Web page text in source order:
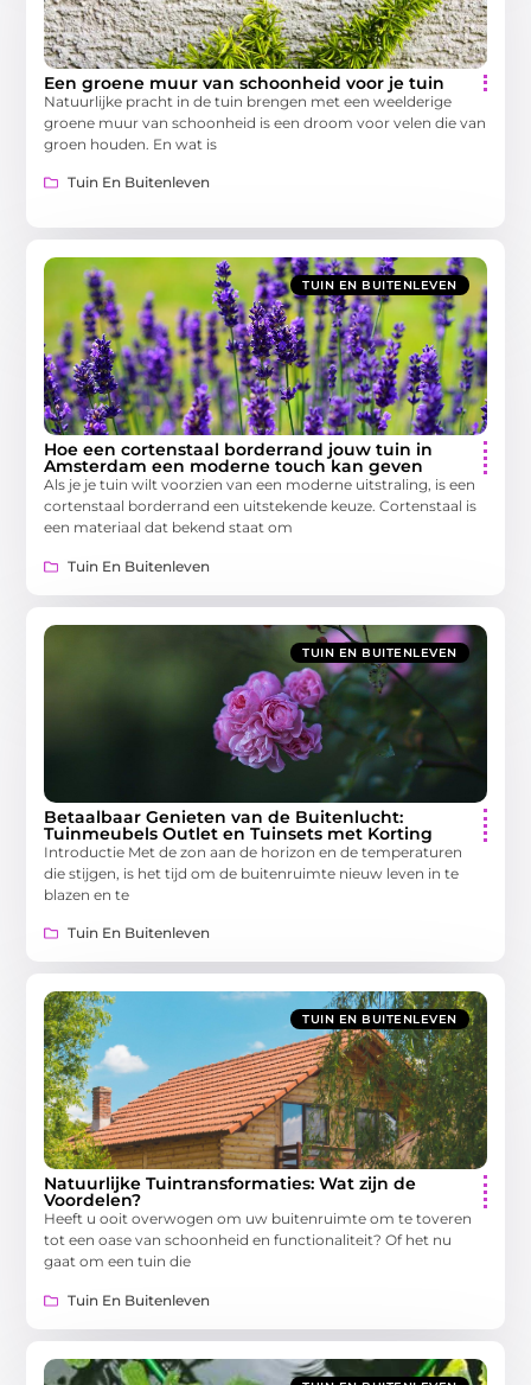
Een groene muur van schoonheid voor je tuin
Natuurlijke pracht in de tuin brengen met een weelderige
groene muur van schoonheid is een droom voor velen die van
groen houden. En wat is
Tuin En Buitenleven
TUIN EN BUITENLEVEN
Hoe een cortenstaal borderrand jouw tuin in
Amsterdam een moderne touch kan geven
Als je je tuin wilt voorzien van een moderne uitstraling, is een
cortenstaal borderrand een uitstekende keuze. Cortenstaal is
een materiaal dat bekend staat om
Tuin En Buitenleven
TUIN EN BUITENLEVEN
Betaalbaar Genieten van de Buitenlucht:
Tuinmeubels Outlet en Tuinsets met Korting
Introductie Met de zon aan de horizon en de temperaturen
die stijgen, is het tijd om de buitenruimte nieuw leven in te
blazen en te
Tuin En Buitenleven
TUIN EN BUITENLEVEN
Natuurlijke Tuintransformaties: Wat zijn de
Voordelen?
Heeft u ooit overwogen om uw buitenruimte om te toveren
tot een oase van schoonheid en functionaliteit? Of het nu
gaat om een tuin die
Tuin En Buitenleven